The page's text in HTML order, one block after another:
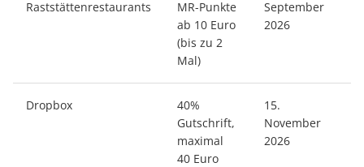
Raststättenrestaurants
MR-Punkte
ab 10 Euro
(bis zu 2
Mal)
September
2026
Dropbox
40%
Gutschrift,
maximal
40 Euro
15.
November
2026